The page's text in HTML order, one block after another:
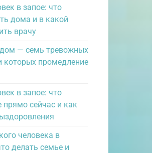
в запое: что
дома и в какой
врачу
— семь тревожных
которых промедление
в запое: что
прямо сейчас и как
человека в
делать семье и